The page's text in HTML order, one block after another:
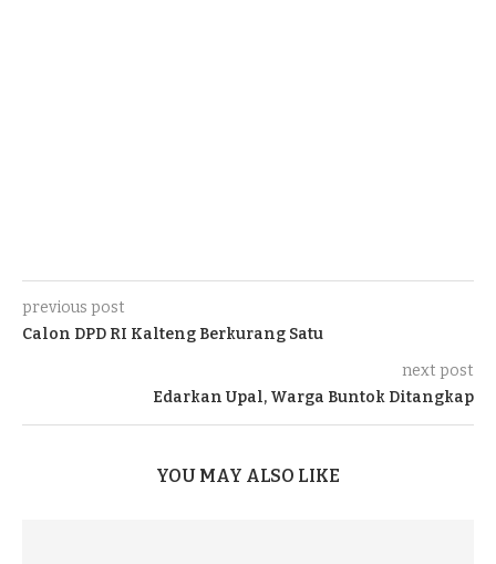
previous post
Calon DPD RI Kalteng Berkurang Satu
next post
Edarkan Upal, Warga Buntok Ditangkap
YOU MAY ALSO LIKE